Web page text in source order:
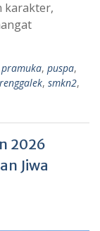
karakter,
pramuka, puspa,
, smkn2,
2026
Jiwa